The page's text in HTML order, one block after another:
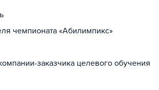
чемпионата «Абилимпикс»
заказчика целевого обучения